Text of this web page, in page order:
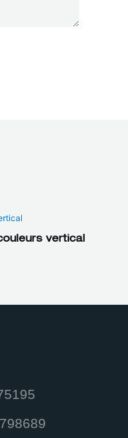
vertical